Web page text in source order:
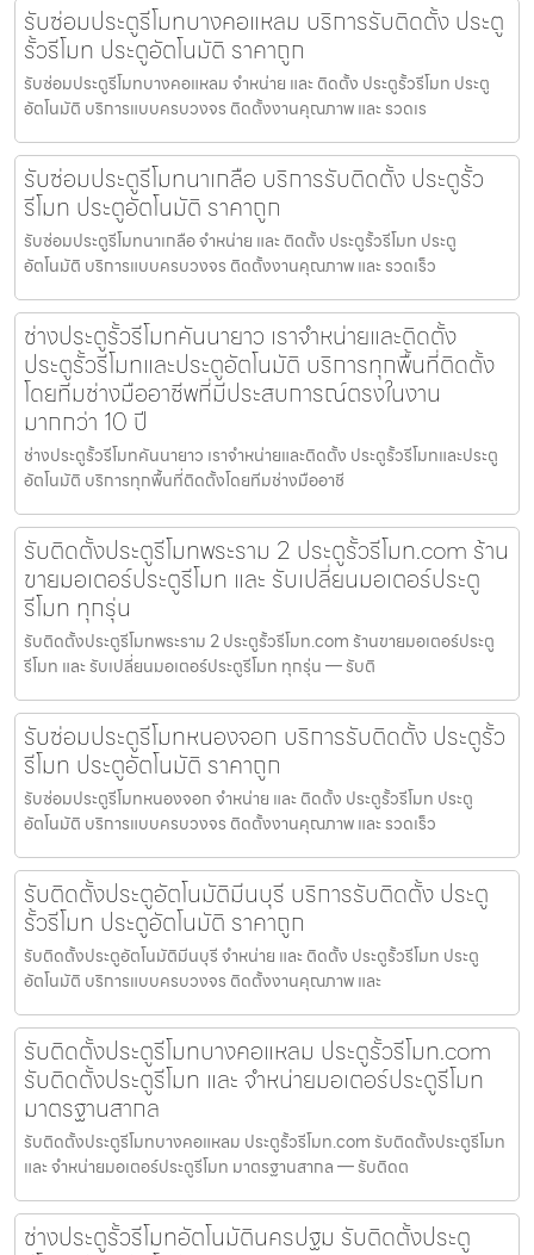
รับซ่อมประตูรีโมทบางคอแหลม บริการรับติดตั้ง ประตู
รั้วรีโมท ประตูอัตโนมัติ ราคาถูก
รับซ่อมประตูรีโมทบางคอแหลม จำหน่าย และ ติดตั้ง ประตูรั้วรีโมท ประตู
อัตโนมัติ บริการแบบครบวงจร ติดตั้งงานคุณภาพ และ รวดเร
รับซ่อมประตูรีโมทนาเกลือ บริการรับติดตั้ง ประตูรั้ว
รีโมท ประตูอัตโนมัติ ราคาถูก
รับซ่อมประตูรีโมทนาเกลือ จำหน่าย และ ติดตั้ง ประตูรั้วรีโมท ประตู
อัตโนมัติ บริการแบบครบวงจร ติดตั้งงานคุณภาพ และ รวดเร็ว
ช่างประตูรั้วรีโมทคันนายาว เราจำหน่ายและติดตั้ง
ประตูรั้วรีโมทและประตูอัตโนมัติ บริการทุกพื้นที่ติดตั้ง
โดยทีมช่างมืออาชีพที่มีประสบการณ์ตรงในงาน
มากกว่า 10 ปี
ช่างประตูรั้วรีโมทคันนายาว เราจำหน่ายและติดตั้ง ประตูรั้วรีโมทและประตู
อัตโนมัติ บริการทุกพื้นที่ติดตั้งโดยทีมช่างมืออาชี
รับติดตั้งประตูรีโมทพระราม 2 ประตูรั้วรีโมท.com ร้าน
ขายมอเตอร์ประตูรีโมท และ รับเปลี่ยนมอเตอร์ประตู
รีโมท ทุกรุ่น
รับติดตั้งประตูรีโมทพระราม 2 ประตูรั้วรีโมท.com ร้านขายมอเตอร์ประตู
รีโมท และ รับเปลี่ยนมอเตอร์ประตูรีโมท ทุกรุ่น — รับติ
รับซ่อมประตูรีโมทหนองจอก บริการรับติดตั้ง ประตูรั้ว
รีโมท ประตูอัตโนมัติ ราคาถูก
รับซ่อมประตูรีโมทหนองจอก จำหน่าย และ ติดตั้ง ประตูรั้วรีโมท ประตู
อัตโนมัติ บริการแบบครบวงจร ติดตั้งงานคุณภาพ และ รวดเร็ว
รับติดตั้งประตูอัตโนมัติมีนบุรี บริการรับติดตั้ง ประตู
รั้วรีโมท ประตูอัตโนมัติ ราคาถูก
รับติดตั้งประตูอัตโนมัติมีนบุรี จำหน่าย และ ติดตั้ง ประตูรั้วรีโมท ประตู
อัตโนมัติ บริการแบบครบวงจร ติดตั้งงานคุณภาพ และ
รับติดตั้งประตูรีโมทบางคอแหลม ประตูรั้วรีโมท.com
รับติดตั้งประตูรีโมท และ จำหน่ายมอเตอร์ประตูรีโมท
มาตรฐานสากล
รับติดตั้งประตูรีโมทบางคอแหลม ประตูรั้วรีโมท.com รับติดตั้งประตูรีโมท
และ จำหน่ายมอเตอร์ประตูรีโมท มาตรฐานสากล — รับติดต
ช่างประตูรั้วรีโมทอัตโนมัตินครปฐม รับติดตั้งประตู